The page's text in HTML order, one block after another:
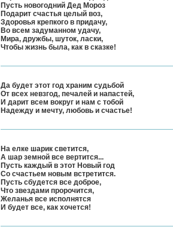
Пусть новогодний Дед Мороз
Подарит счастья целый воз,
Здоровья крепкого в придачу,
Во всем задуманном удачу,
Мира, дружбы, шуток, ласки,
Чтобы жизнь была, как в сказке!
Да будет этот год храним судьбой
От всех невзгод, печалей и напастей,
И дарит всем вокруг и нам с тобой
Надежду и мечту, любовь и счастье!
На елке шарик светится,
А шар земной все вертится...
Пусть каждый в этот Новый год
Со счастьем новым встретится.
Пусть сбудется все доброе,
Что звездами пророчится,
Желанья все исполнятся
И будет все, как хочется!